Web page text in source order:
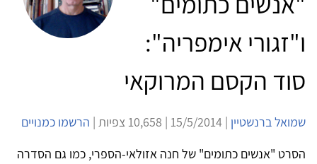
ו"זגורי אימפריה":
סוד הקסם המרוקאי
שמואל ברנשטיין | 15/5/2014 | 10,658 צפיות |
הרשמו כמנויים
הסרט "אנשים כתומים" של חנה אזולאי-הספרי, כמו גם הסדרה